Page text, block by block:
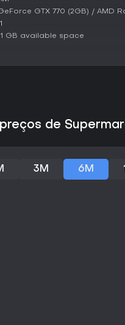
GTX 770 (2GB) / AMD
1 GB available space
de
3M 6M